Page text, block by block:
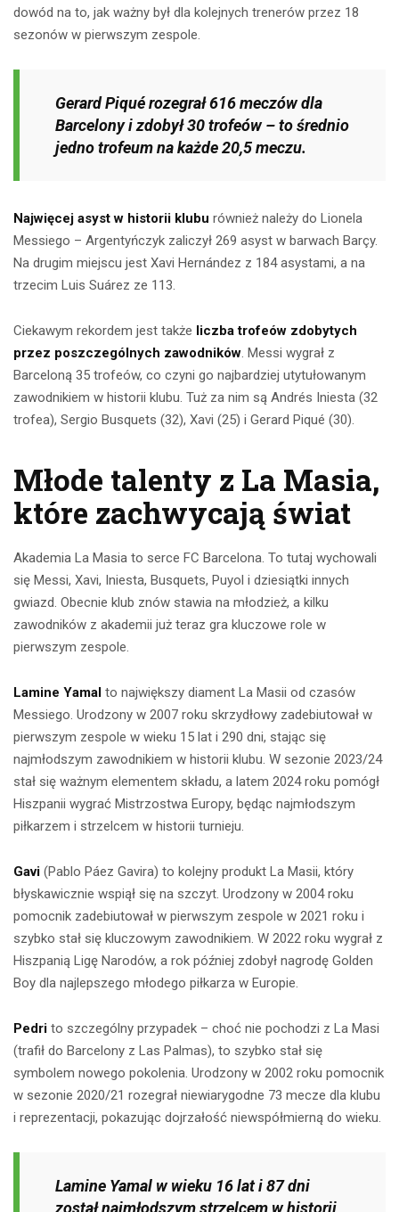
dowód na to, jak ważny był dla kolejnych trenerów przez 18
sezonów w pierwszym zespole.
Gerard Piqué rozegrał 616 meczów dla
Barcelony i zdobył 30 trofeów – to średnio
jedno trofeum na każde 20,5 meczu.
Najwięcej asyst w historii klubu również należy do Lionela
Messiego – Argentyńczyk zaliczył 269 asyst w barwach Barçy.
Na drugim miejscu jest Xavi Hernández z 184 asystami, a na
trzecim Luis Suárez ze 113.
Ciekawym rekordem jest także liczba trofeów zdobytych
przez poszczególnych zawodników. Messi wygrał z
Barceloną 35 trofeów, co czyni go najbardziej utytułowanym
zawodnikiem w historii klubu. Tuż za nim są Andrés Iniesta (32
trofea), Sergio Busquets (32), Xavi (25) i Gerard Piqué (30).
Młode talenty z La Masia,
które zachwycają świat
Akademia La Masia to serce FC Barcelona. To tutaj wychowali
się Messi, Xavi, Iniesta, Busquets, Puyol i dziesiątki innych
gwiazd. Obecnie klub znów stawia na młodzież, a kilku
zawodników z akademii już teraz gra kluczowe role w
pierwszym zespole.
Lamine Yamal to największy diament La Masii od czasów
Messiego. Urodzony w 2007 roku skrzydłowy zadebiutował w
pierwszym zespole w wieku 15 lat i 290 dni, stając się
najmłodszym zawodnikiem w historii klubu. W sezonie 2023/24
stał się ważnym elementem składu, a latem 2024 roku pomógł
Hiszpanii wygrać Mistrzostwa Europy, będąc najmłodszym
piłkarzem i strzelcem w historii turnieju.
Gavi (Pablo Páez Gavira) to kolejny produkt La Masii, który
błyskawicznie wspiął się na szczyt. Urodzony w 2004 roku
pomocnik zadebiutował w pierwszym zespole w 2021 roku i
szybko stał się kluczowym zawodnikiem. W 2022 roku wygrał z
Hiszpanią Ligę Narodów, a rok później zdobył nagrodę Golden
Boy dla najlepszego młodego piłkarza w Europie.
Pedri to szczególny przypadek – choć nie pochodzi z La Masi
(trafił do Barcelony z Las Palmas), to szybko stał się
symbolem nowego pokolenia. Urodzony w 2002 roku pomocnik
w sezonie 2020/21 rozegrał niewiarygodne 73 mecze dla klubu
i reprezentacji, pokazując dojrzałość niewspółmierną do wieku.
Lamine Yamal w wieku 16 lat i 87 dni